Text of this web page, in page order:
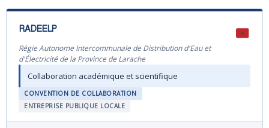
RADEELP
Régie Autonome Intercommunale de Distribution d'Eau et
d'Électricité de la Province de Larache
Collaboration académique et scientifique
CONVENTION DE COLLABORATION
ENTREPRISE PUBLIQUE LOCALE